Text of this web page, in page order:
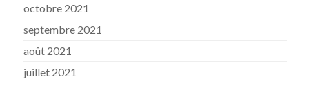
octobre 2021
septembre 2021
août 2021
juillet 2021